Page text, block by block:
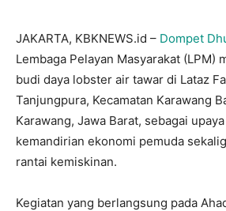
JAKARTA, KBKNEWS.id – Dompet
Lembaga Pelayan Masyarakat (LPM)
budi daya lobster air tawar di Lataz
Tanjungpura, Kecamatan Karawang
Karawang, Jawa Barat, sebagai
kemandirian ekonomi pemuda
rantai kemiskinan.
Kegiatan yang berlangsung pada